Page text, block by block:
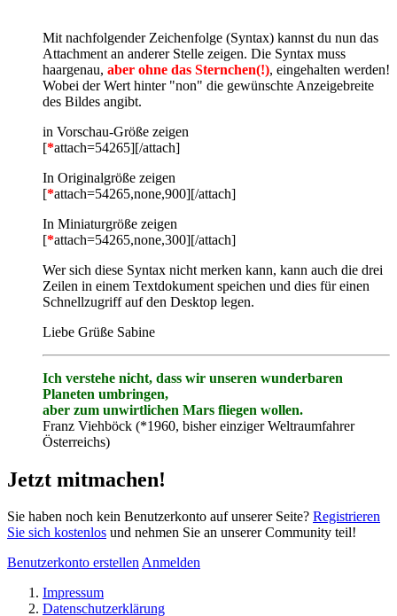
Mit nachfolgender Zeichenfolge (Syntax) kannst du nun das
Attachment an anderer Stelle zeigen. Die Syntax muss
haargenau, aber ohne das Sternchen(!), eingehalten werden!
Wobei der Wert hinter "non" die gewünschte Anzeigebreite
des Bildes angibt.
in Vorschau-Größe zeigen
[*attach=54265][/attach]
In Originalgröße zeigen
[*attach=54265,none,900][/attach]
In Miniaturgröße zeigen
[*attach=54265,none,300][/attach]
Wer sich diese Syntax nicht merken kann, kann auch die drei
Zeilen in einem Textdokument speichen und dies für einen
Schnellzugriff auf den Desktop legen.
Liebe Grüße Sabine
Ich verstehe nicht, dass wir unseren wunderbaren
Planeten umbringen,
aber zum unwirtlichen Mars fliegen wollen.
Franz Viehböck (*1960, bisher einziger Weltraumfahrer
Österreichs)
Jetzt mitmachen!
Sie haben noch kein Benutzerkonto auf unserer Seite? Registrieren
Sie sich kostenlos und nehmen Sie an unserer Community teil!
Benutzerkonto erstellenAnmelden
Impressum
Datenschutzerklärung